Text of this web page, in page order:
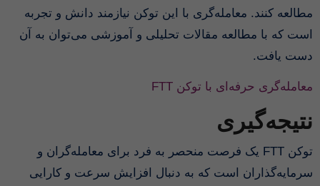
مطالعه کنند. معامله‌گری با این توکن نیازمند دانش و تجربه
است که با مطالعه مقالات تحلیلی و آموزشی می‌توان به آن
دست یافت.
معامله‌گری حرفه‌ای با توکن FTT
نتیجه‌گیری
توکن FTT یک فرصت منحصر به فرد برای معامله‌گران و
سرمایه‌گذاران است که به دنبال افزایش سرعت و کارایی